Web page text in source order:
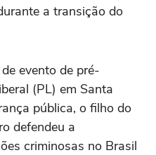
a transição do
evento de pré-
(PL) em Santa
pública, o filho do
defendeu a
criminosas no Brasil